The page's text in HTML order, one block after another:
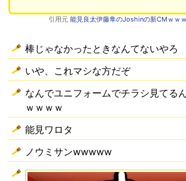
引用元 能見良太伊藤隼のJoshinの新CMｗｗ
棒じゃなかったときなんてないやろ
いや、これマシな方だぞ
なんでユニフォームでチラシ見てる
ｗｗｗｗ
能見ワロタ
ノウミサンwwwww